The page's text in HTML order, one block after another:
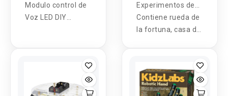
Modulo control de
Voz LED DIY
Experimentos de
Ciencia STEM 5 en
1 (Kit)
Contiene rueda de
la fortuna, casa del
estrella y lámpara
de fibra óptica con
7 colores de luces.